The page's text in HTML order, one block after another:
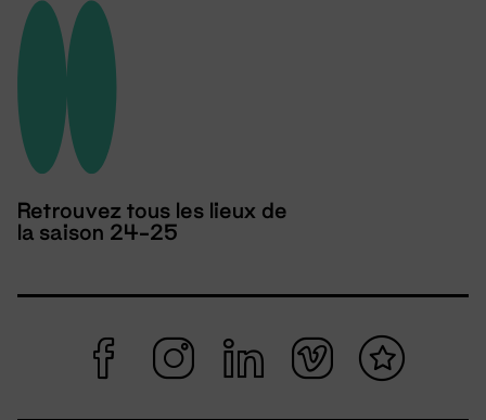
Retrouvez tous les lieux de
la saison 24-25